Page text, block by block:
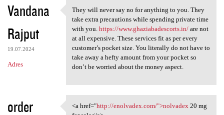
Vandana
Rajput
19.07.2024
Adres
They will never say no for
They will never say no for anything to you. They
take extra precautions while spending private time
with you. https://www.ghaziabadescorts.in/are not
at all expensive. These services fit as per every
customer’s pocket size. You literally do not have to
take away a hefty amount from your pocket so
don’t be worried about the money aspect.
order <a href="http://enolvadex.com/">nolvadex20 mg